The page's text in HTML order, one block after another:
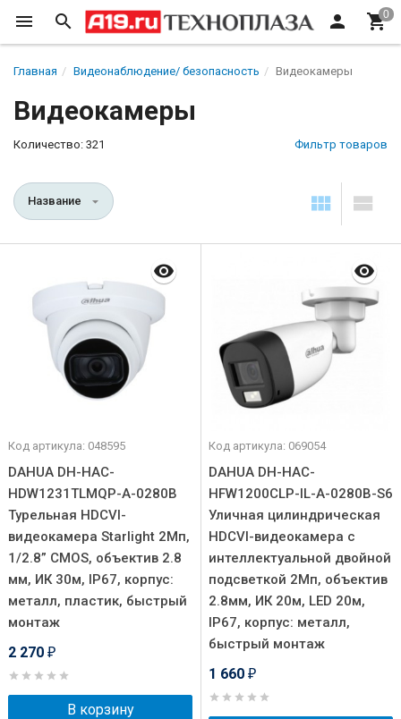
Главная Видеонаблюдение/ безопасность Видеокамеры
Видеокамеры
Количество: 321 Фильтр товаров
Название
Код артикула: 048595
DAHUA DH-HAC-
HDW1231TLMQP-A-0280B
Турельная HDCVI-
видеокамера Starlight 2Мп,
1/2.8” CMOS, объектив 2.8
мм, ИК 30м, IP67, корпус:
металл, пластик, быстрый
монтаж
2 270 ₽
В корзину
Код артикула: 069054
DAHUA DH-HAC-
HFW1200CLP-IL-A-0280B-S6
Уличная цилиндрическая
HDCVI-видеокамера с
интеллектуальной двойной
подсветкой 2Мп, объектив
2.8мм, ИК 20м, LED 20м,
IP67, корпус: металл,
быстрый монтаж
1 660 ₽